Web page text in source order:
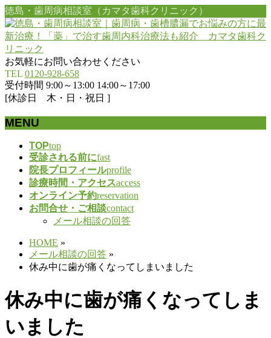
徳島・歯周病相談室（カマタ歯科クリニック）
お気軽にお問い合わせください
TEL 0120-928-658
受付時間 9:00～13:00 14:00～17:00
[休診日 木・日・祝日 ]
MENU
TOPtop
受診される前にfast
院長プロフィールprofile
診療時間・アクセスaccess
オンライン予約reservation
お問合せ・ご相談contact
メール相談の回答
HOME »
メール相談の回答 »
休み中に歯が痛くなってしまいました
休み中に歯が痛くなってしま
いました